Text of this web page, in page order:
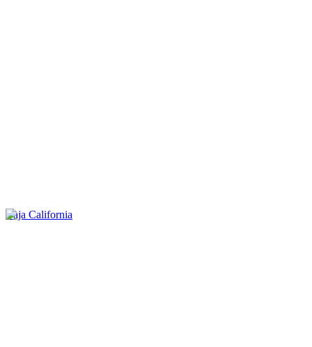
Baja California